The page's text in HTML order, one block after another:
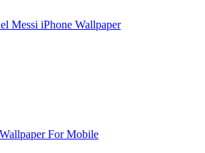
Messi iPhone Wallpaper
For Mobile